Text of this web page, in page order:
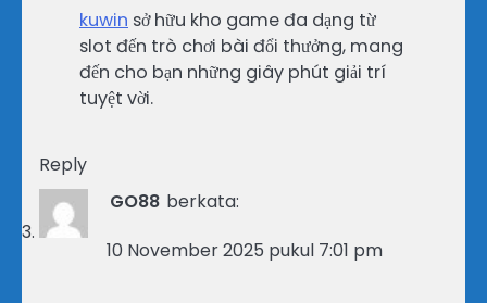
kuwin sở hữu kho game đa dạng từ
slot đến trò chơi bài đổi thưởng, mang
đến cho bạn những giây phút giải trí
tuyệt vời.
Reply
GO88 berkata:
10 November 2025 pukul 7:01 pm